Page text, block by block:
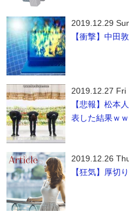
2019.12.29
【衝撃】中田
2019.12.27 Fri
【悲報】松本
表した結果ｗ
2019.12.26
【狂気】厚切